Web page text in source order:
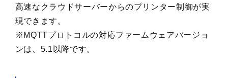
高速なクラウドサーバーからのプリンター制御が実
現できます。
※MQTTプロトコルの対応ファームウェアバージョ
ンは、5.1以降です。